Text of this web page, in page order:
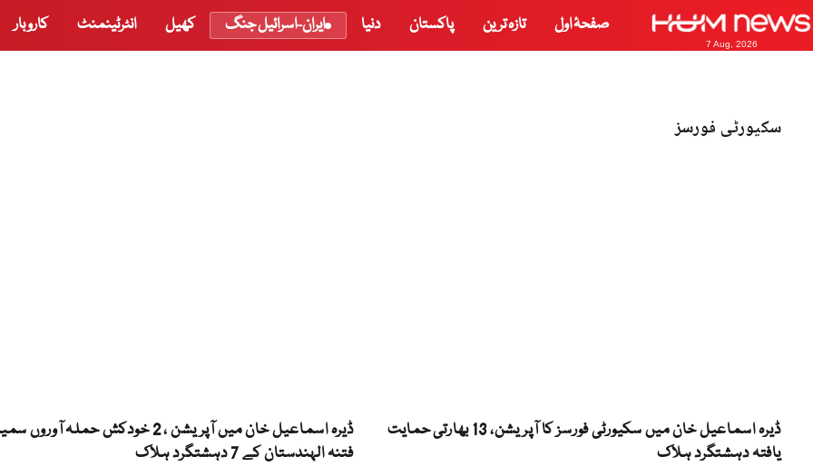
7 Aug, 2026
صفحۂ اول تازہ ترین پاکستان دنیا ایران-اسرائیل جنگ کھیل انٹرٹینمنٹ کاروبار
سکیورٹی فورسز
ڈیرہ اسماعیل خان میں سکیورٹی فورسز کا آپریشن، 13 بھارتی حمایت
یافتہ دہشتگرد ہلاک
ڈیرہ اسماعیل خان میں آپریشن ، 2 خودکش حملہ
فتنہ الہندستان کے 7 دہشتگرد ہلاک